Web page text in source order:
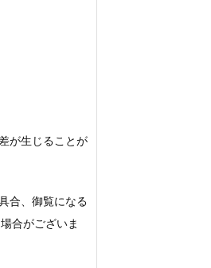
が生じることが
合、御覧になる
合がございま